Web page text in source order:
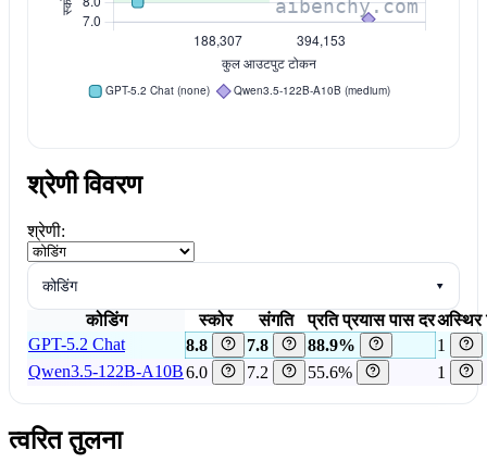
श्रेणी विवरण
श्रेणी:
कोडिंग ▾
कोडिंग स्कोर संगति प्रति प्रयास पास दरअस्थिर
GPT-5.2 Chat
8.8 7.8 88.9%
1
Qwen3.5-122B-A10B6.0 7.2 55.6% 1
त्वरित तुलना